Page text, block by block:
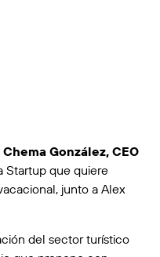
Chema González, CEO
Startup que quiere
junto a Alex
del sector turístico